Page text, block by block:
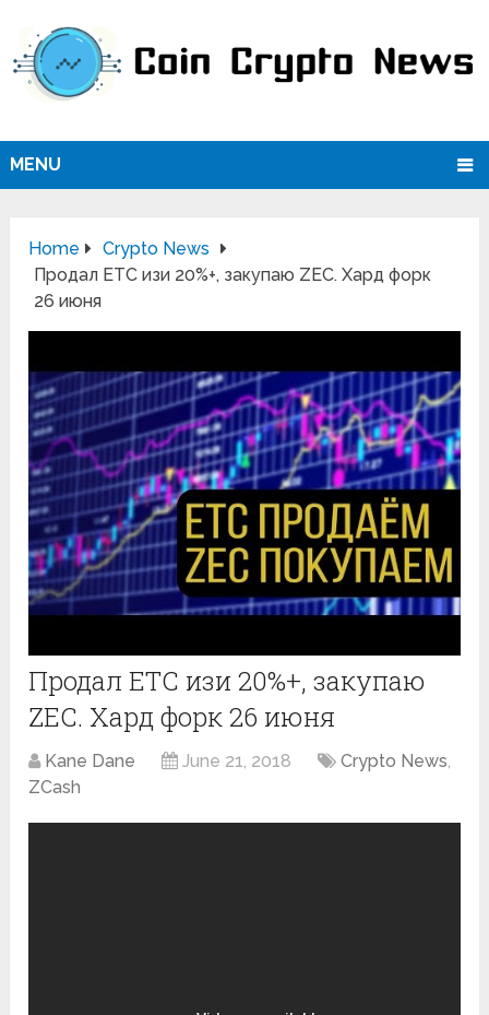
MENU
Home
Crypto News
Продал ETC изи 20%+, закупаю ZEC. Хард форк
26 июня
Продал ETC изи 20%+, закупаю
ZEC. Хард форк 26 июня
Kane Dane June 21, 2018 Crypto News,
ZCash